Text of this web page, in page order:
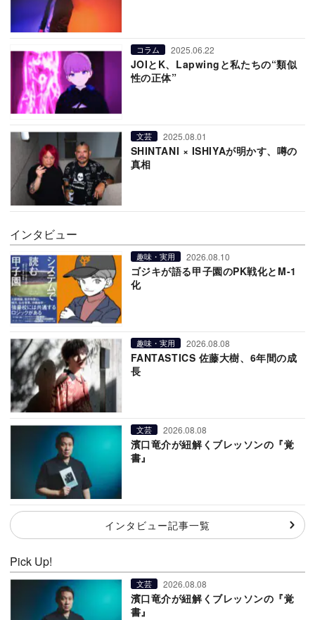
コラム 2025.06.22
JOIとK、Lapwingと私たちの“類似
性の正体”
文芸 2025.08.01
SHINTANI × ISHIYAが明かす、噂の
真相
インタビュー
趣味・実用 2026.08.10
ゴジキが語る甲子園のPK戦化とM-1
化
趣味・実用 2026.08.08
FANTASTICS 佐藤大樹、6年間の成
長
文芸 2026.08.08
濱口竜介が紐解くブレッソンの『覚
書』
インタビュー記事一覧
Pick Up!
文芸 2026.08.08
濱口竜介が紐解くブレッソンの『覚
書』